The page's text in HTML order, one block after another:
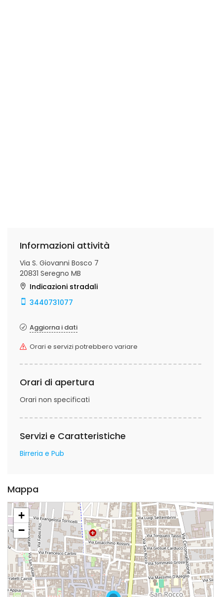
Informazioni attività
Via S. Giovanni Bosco 7
20831 Seregno MB
Indicazioni stradali
3440731077
Aggiorna i dati
Orari e servizi potrebbero variare
Orari di apertura
Orari non specificati
Servizi e Caratteristiche
Birreria e Pub
Mappa
+
−